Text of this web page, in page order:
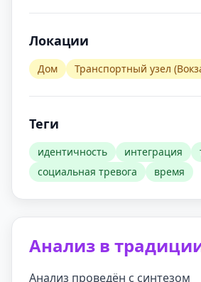
Локации
Дом Транспортный узел
Теги
идентичность интеграция
социальная тревога
время
Анализ в
Анализ проведён с синтезом